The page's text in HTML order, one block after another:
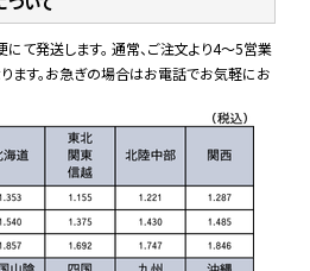
にて発送します。 通常、ご注文より4～5営業
ます。お急ぎの場合はお電話でお気軽にお